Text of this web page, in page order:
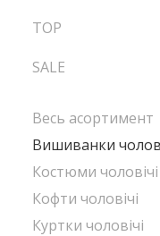
TOP
SALE
Весь асортимент
Вишиванки
Костюми чоловічі
Кофти чоловічі
Куртки чоловічі